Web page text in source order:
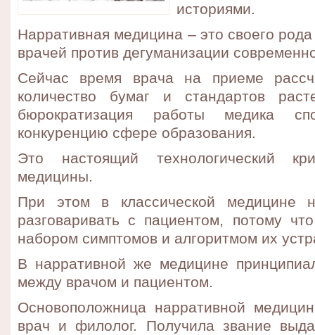
историями.
Нарративная медицина – это своего
врачей против дегуманизации
Сейчас время врача на приеме
количество бумаг и стандартов
бюрократизация работы медика
конкуренцию сфере образования.
Это настоящий технологический
медицины.
При этом в классической медицине
разговаривать с пациентом, потому
набором симптомов и алгоритмом их
В нарративной же медицине
между врачом и пациентом.
Основоположница нарративной
врач и филолог. Получила звание